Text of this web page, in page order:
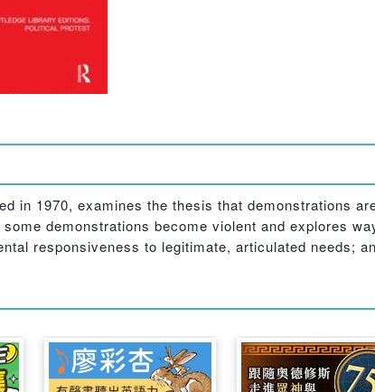
in 1970, examines the thesis that demonstrations
demonstrations become violent and explores
responsiveness to legitimate, articulated needs;